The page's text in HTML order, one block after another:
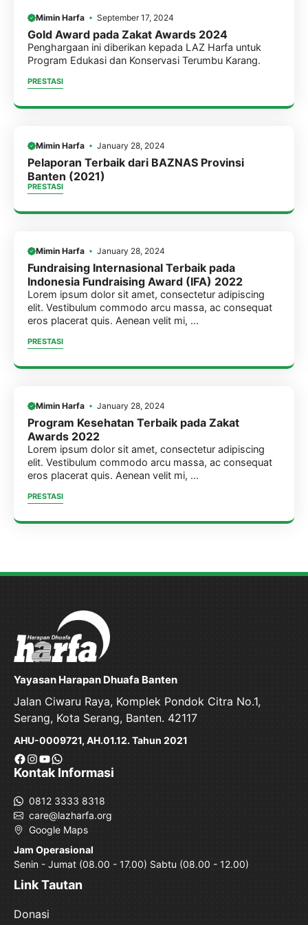
Mimin Harfa September 17, 2024
Gold Award pada Zakat Awards 2024
Penghargaan ini diberikan kepada LAZ Harfa untuk
Program Edukasi dan Konservasi Terumbu Karang.
PRESTASI
Mimin Harfa January 28, 2024
Pelaporan Terbaik dari BAZNAS Provinsi
Banten (2021)
PRESTASI
Mimin Harfa January 28, 2024
Fundraising Internasional Terbaik pada
Indonesia Fundraising Award (IFA) 2022
Lorem ipsum dolor sit amet, consectetur adipiscing
elit. Vestibulum commodo arcu massa, ac consequat
eros placerat quis. Aenean velit mi, ...
PRESTASI
Mimin Harfa January 28, 2024
Program Kesehatan Terbaik pada Zakat
Awards 2022
Lorem ipsum dolor sit amet, consectetur adipiscing
elit. Vestibulum commodo arcu massa, ac consequat
eros placerat quis. Aenean velit mi, ...
PRESTASI
Yayasan Harapan Dhuafa Banten
Jalan Ciwaru Raya, Komplek Pondok Citra No.1,
Serang, Kota Serang, Banten. 42117
AHU-0009721, AH.01.12. Tahun 2021
Facebook
Instagram
YouTube
WhatsApp
Kontak Informasi
0812 3333 8318
care@lazharfa.org
Google Maps
Jam Operasional
Senin - Jumat (08.00 - 17.00) Sabtu (08.00 - 12.00)
Link Tautan
Donasi